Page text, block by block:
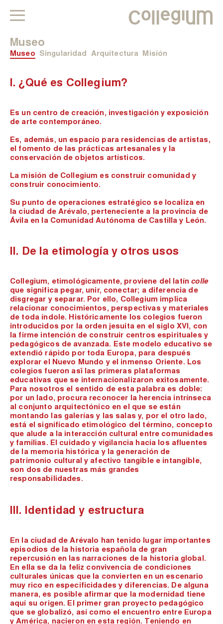
I. ¿Qué es Collegium?
Es un centro de creación, investigación y exposición
de arte contemporáneo.
Es, además, un espacio para residencias de artistas,
el fomento de las prácticas artesanales y la
conservación de objetos artísticos.
La misión de Collegium es construir comunidad y
construir conocimiento.
Su punto de operaciones estratégico se localiza en
la ciudad de Arévalo, perteneciente a la provincia de
Ávila en la Comunidad Autónoma de Castilla y León.
II. De la etimología y otros usos
Collegium, etimológicamente, proviene del latíncolle
que significa pegar, unir, conectar; a diferencia de
disgregar y separar. Por ello, Collegium implica
relacionar conocimientos, perspectivas y materiales
de toda índole. Históricamente los colegios fueron
introducidos por la orden jesuita en el siglo XVI, con
la firme intención de construir centros espirituales y
pedagógicos de avanzada. Este modelo educativo se
extendió rápido por toda Europa, para después
explorar el Nuevo Mundo y el inmenso Oriente. Los
colegios fueron así́ las primeras plataformas
educativas que se internacionalizaron exitosamente.
Para nosotros el sentido de esta palabra es doble:
por un lado, procura reconocer la herencia intrínseca
al conjunto arquitectónico en el que se están
montando las galerías y las salas y, por el otro lado,
está el significado etimológico del término, concepto
que alude a la interacción cultural entre comunidades
y familias. El cuidado y vigilancia hacia los afluentes
de la memoria histórica y la generación de
patrimonio cultural y afectivo tangible e intangible,
son dos de nuestras más grandes
responsabilidades.
III. Identidad y estructura
En la ciudad de Arévalo han tenido lugar importantes
episodios de la historia española de gran
repercusión en las narraciones de la historia global.
En ella se da la feliz convivencia de condiciones
culturales únicas que la convierten en un escenario
muy rico en especificidades y diferencias. De alguna
manera, es posible afirmar que la modernidad tiene
aquí su origen. El primer gran proyecto pedagógico
que se globalizó, así como el encuentro entre Europa
y América, nacieron en esta región. Teniendo en
Museo
Museo Singularidad Arquitectura Misión